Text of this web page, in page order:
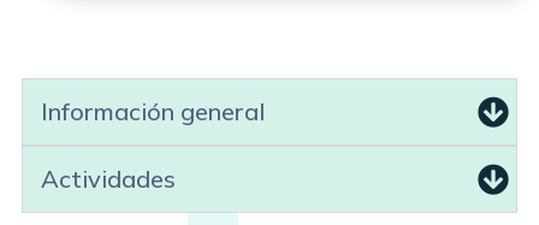
Información general
Actividades